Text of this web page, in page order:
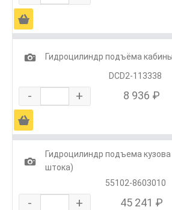
Ä
1
Гидроцилиндр подъёма
DCD2-113338
- + 8 936 ₽
Ä
1
Гидроцилиндр подъема
штока)
55102-8603010
- + 45 241 ₽